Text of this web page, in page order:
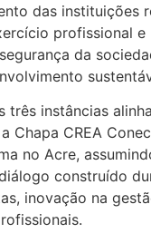
das instituições
profissional
da
três instâncias
Chapa CREA
no Acre,
construído
inovação na